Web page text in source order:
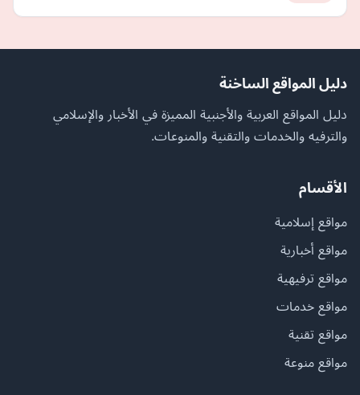
دليل المواقع الساخنة
دليل المواقع العربية والأجنبية المميزة في الأخبار والإسلامي
والترفيه والخدمات والتقنية والمنوعات.
الأقسام
مواقع إسلامية
مواقع أخبارية
مواقع ترفيهية
مواقع خدمات
مواقع تقنية
مواقع منوعة